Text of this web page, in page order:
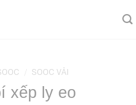
SOOC VẢI
xếp ly eo